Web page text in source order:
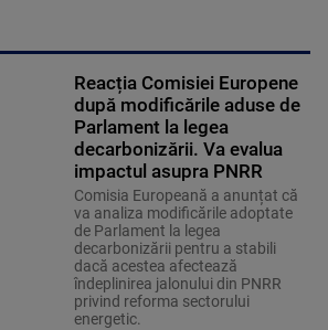
Reacția Comisiei Europene
după modificările aduse de
Parlament la legea
decarbonizării. Va evalua
impactul asupra PNRR
Comisia Europeană a anunțat că
va analiza modificările adoptate
de Parlament la legea
decarbonizării pentru a stabili
dacă acestea afectează
îndeplinirea jalonului din PNRR
privind reforma sectorului
energetic.